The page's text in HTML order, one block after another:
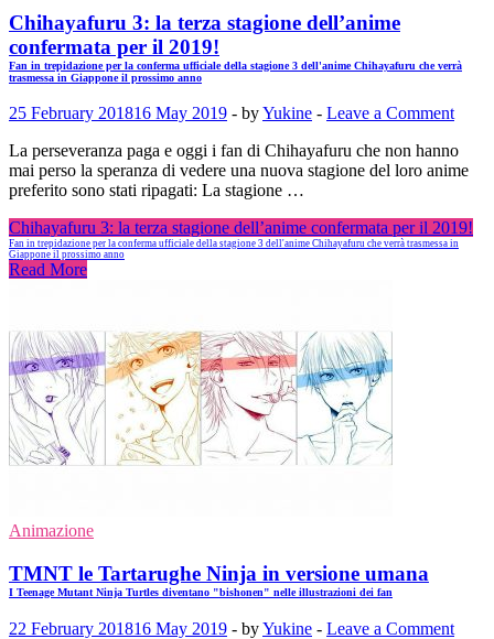
Chihayafuru 3: la terza stagione dell’anime
confermata per il 2019!
Fan in trepidazione per la conferma ufficiale della stagione 3 dell'anime Chihayafuru che verrà
trasmessa in Giappone il prossimo anno
25 February 201816 May 2019 - byYukine - Leave a Comment
La perseveranza paga e oggi i fan di Chihayafuru che non hanno
mai perso la speranza di vedere una nuova stagione del loro anime
preferito sono stati ripagati: La stagione …
Chihayafuru 3: la terza stagione dell’anime confermata per il 2019!
Fan in trepidazione per la conferma ufficiale della stagione 3 dell'anime Chihayafuru che verrà trasmessa in
Giappone il prossimo anno
Read More
Animazione
TMNT le Tartarughe Ninja in versione umana
I Teenage Mutant Ninja Turtles diventano "bishonen" nelle illustrazioni dei fan
22 February 201816 May 2019 - byYukine - Leave a Comment